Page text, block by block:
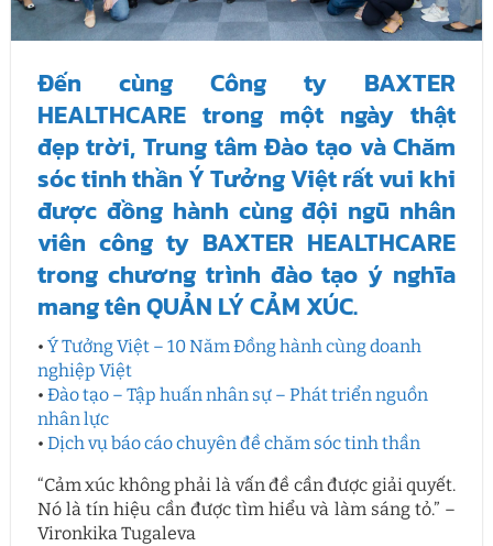
Đến cùng Công ty BAXTER
HEALTHCARE trong một ngày thật
đẹp trời, Trung tâm Đào tạo và Chăm
sóc tinh thần Ý Tưởng Việt rất vui khi
được đồng hành cùng đội ngũ nhân
viên công ty BAXTER HEALTHCARE
trong chương trình đào tạo ý nghĩa
mang tên QUẢN LÝ CẢM XÚC.
• Ý Tưởng Việt – 10 Năm Đồng hành cùng doanh
nghiệp Việt
• Đào tạo – Tập huấn nhân sự – Phát triển nguồn
nhân lực
• Dịch vụ báo cáo chuyên đề chăm sóc tinh thần
“Cảm xúc không phải là vấn đề cần được giải quyết.
Nó là tín hiệu cần được tìm hiểu và làm sáng tỏ.” –
Vironkika Tugaleva